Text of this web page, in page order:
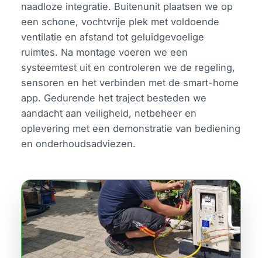
naadloze integratie. Buitenunit plaatsen we op
een schone, vochtvrije plek met voldoende
ventilatie en afstand tot geluidgevoelige
ruimtes. Na montage voeren we een
systeemtest uit en controleren we de regeling,
sensoren en het verbinden met de smart-home
app. Gedurende het traject besteden we
aandacht aan veiligheid, netbeheer en
oplevering met een demonstratie van bediening
en onderhoudsadviezen.